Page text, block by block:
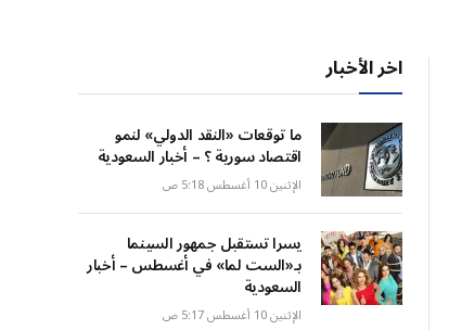
اخر الأخبار
ما توقعات «النقد الدولي» لنمو
اقتصاد سورية ؟ – أخبار السعودية
الإثنين 10 أغسطس 5:18 ص
يسرا تستقبل جمهور السينما
بـ«الست لما» في أغسطس – أخبار
السعودية
الإثنين 10 أغسطس 5:17 ص